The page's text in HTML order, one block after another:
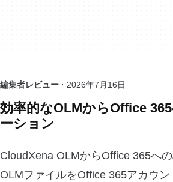
編集者レビュー · 2026年7月16日
効率的なOLMからOffice
ーション
CloudXena OLMからOffice 365への
OLMファイルをOffice 365アカウ